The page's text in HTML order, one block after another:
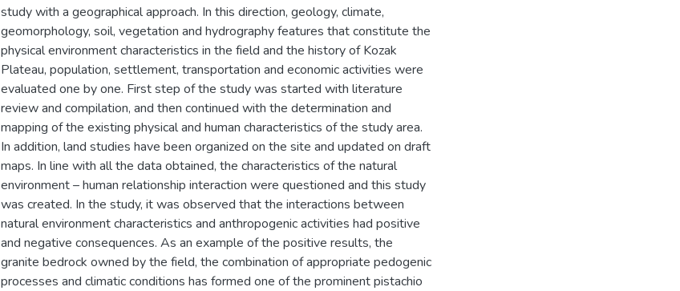
study with a geographical approach. In this direction, geology, climate,
geomorphology, soil, vegetation and hydrography features that constitute the
physical environment characteristics in the field and the history of Kozak
Plateau, population, settlement, transportation and economic activities were
evaluated one by one. First step of the study was started with literature
review and compilation, and then continued with the determination and
mapping of the existing physical and human characteristics of the study area.
In addition, land studies have been organized on the site and updated on draft
maps. In line with all the data obtained, the characteristics of the natural
environment – human relationship interaction were questioned and this study
was created. In the study, it was observed that the interactions between
natural environment characteristics and anthropogenic activities had positive
and negative consequences. As an example of the positive results, the
granite bedrock owned by the field, the combination of appropriate pedogenic
processes and climatic conditions has formed one of the prominent pistachio